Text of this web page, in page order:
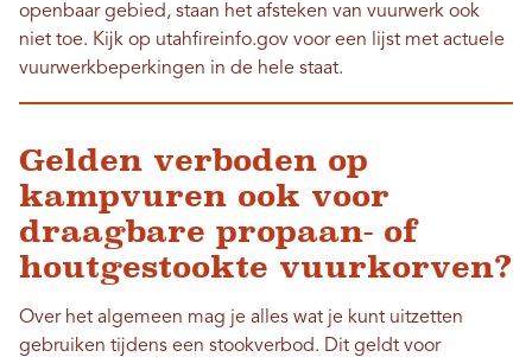
openbaar gebied, staan ​​het afsteken van vuurwerk ook
niet toe. Kijk op utahfireinfo.gov voor een lijst met actuele
vuurwerkbeperkingen in de hele staat.
Gelden verboden op
kampvuren ook voor
draagbare propaan- of
houtgestookte vuurkorven?
Over het algemeen mag je alles wat je kunt uitzetten
gebruiken tijdens een stookverbod. Dit geldt voor